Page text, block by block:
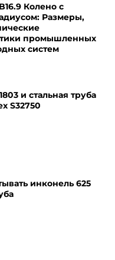
Колено с
Размеры,
промышленных
систем
и стальная труба
S32750
инконель 625